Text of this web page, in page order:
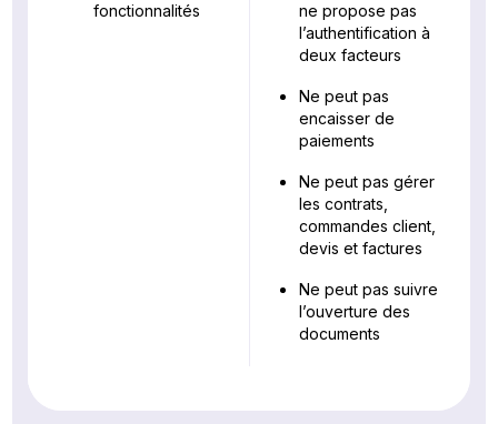
fonctionnalités
ne propose pas
l’authentification à
deux facteurs
Ne peut pas
encaisser de
paiements
Ne peut pas gérer
les contrats,
commandes client,
devis et factures
Ne peut pas suivre
l’ouverture des
documents